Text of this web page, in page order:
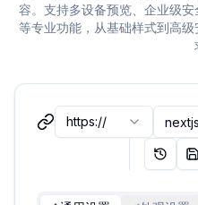
容。支持多设备预览、企业级
等专业功能，从基础样式到高
https://